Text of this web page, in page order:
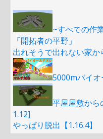
~すべての作
「開拓者の平野」
出れそうで出れない家
5000mバイオ
平屋屋敷か
1.12]
やっぱり脱出【1.16.4】